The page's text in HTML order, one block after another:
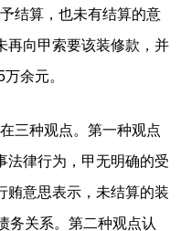
结算，也未有结算的意
再向甲索要该装修款，并
余元。
种观点。第一种观点
法律行为，甲无明确的受
贿意思表示，未结算的装
务关系。第二种观点认